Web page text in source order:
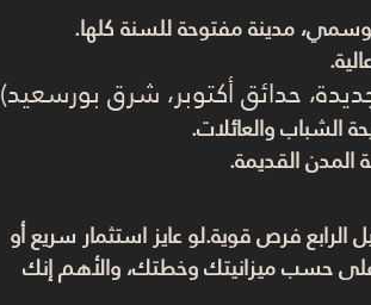
مدينة مفتوحة للسنة كلها.
حدائق أكتوبر، شرق بورسعيد)
الشباب والعائلات.
المدن القديمة.
فرص قوية.لو عايز استثمار سريع أو
على حسب ميزانيتك وخطتك، والأهم إنك